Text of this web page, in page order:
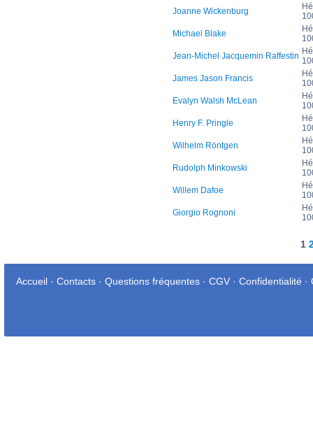
Joanne Wickenburg
Michael Blake
Jean-Michel Jacquemin Raffestin
James Jason Francis
Evalyn Walsh McLean
Henry F. Pringle
Wilhelm Röntgen
Rudolph Minkowski
Willem Dafoe
Giorgio Rognoni
1
Accueil · Contacts · Questions fréquentes · CGV · Confidentialité ·